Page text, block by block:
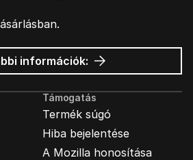
információk: Mozilla
hirdetések
Támogatás
Termék súgó
Hiba bejelentése
A Mozilla honosítása